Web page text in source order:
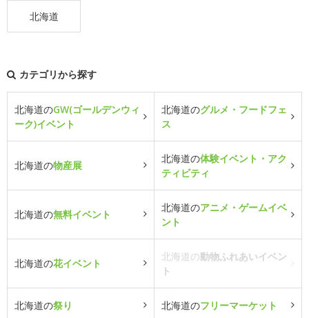
北海道
カテゴリから探す
北海道のGW(ゴールデンウィ
ーク)イベント
北海道のグルメ・フードフェ
ス
北海道の物産展
北海道の体験イベント・アク
ティビティ
北海道の無料イベント
北海道のアニメ・ゲームイベ
ント
北海道の花イベント
北海道の動物ふれあいイベン
ト
北海道の祭り 北海道のフリーマーケット